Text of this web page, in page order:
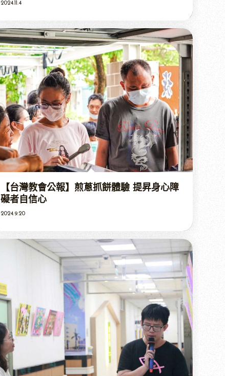
2024.11.4
【台灣教會公報】煎蔥抓餅體驗 提昇身心障
礙者自信心
2024.9.20